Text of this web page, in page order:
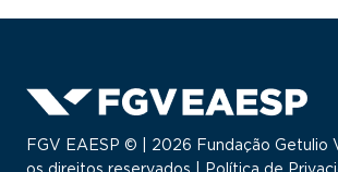
FGV EAESP © | 2026 Fundação Getulio